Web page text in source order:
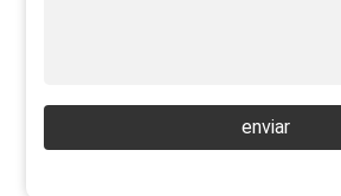
enviar